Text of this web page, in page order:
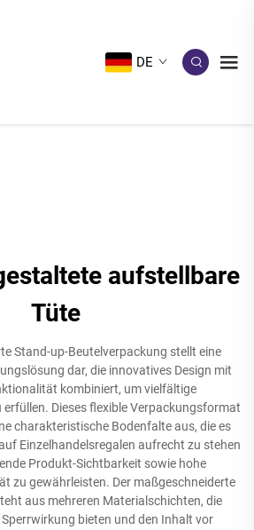
DE
aufstellbare
Tüte
Stand-up-Beutelverpackung stellt eine
dar, die innovatives Design mit
kombiniert, um vielfältige
Dieses flexible Verpackungsformat
charakteristische Bodenfalte aus, die es
Einzelhandelsregalen aufrecht zu stehen
Produkt-Sichtbarkeit sowie hohe
zu gewährleisten. Der maßgeschneiderte
aus mehreren Materialschichten, die
bieten und den Inhalt vor